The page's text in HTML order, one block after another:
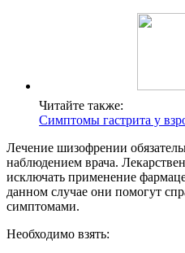
Читайте также:
Симптомы гастрита у
Лечение шизофрении
наблюдением врача.
исключать применение
данном случае они помогут
симптомами.
Необходимо взять: